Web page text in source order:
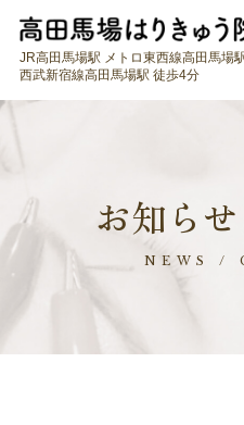
JR高田馬場駅 メトロ東西線高田馬場
西武新宿線高田馬場駅 徒歩4分
お知ら
NEWS /